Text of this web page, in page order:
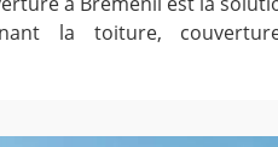
la toiture,